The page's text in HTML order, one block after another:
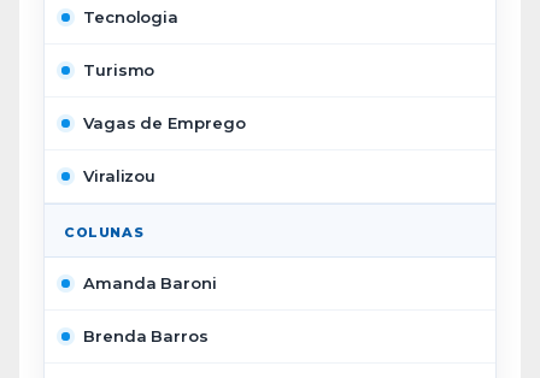
Tecnologia
Turismo
Vagas de Emprego
Viralizou
COLUNAS
Amanda Baroni
Brenda Barros